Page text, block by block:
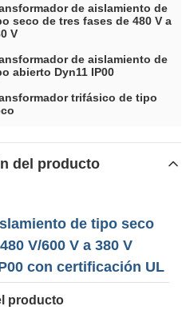
de aislamiento de
seco de tres fases de 480 V a
V
de aislamiento de
abierto Dyn11 IP00
trifásico de tipo
del producto
de tipo seco
V/600 V a 380 V
con certificación UL
producto